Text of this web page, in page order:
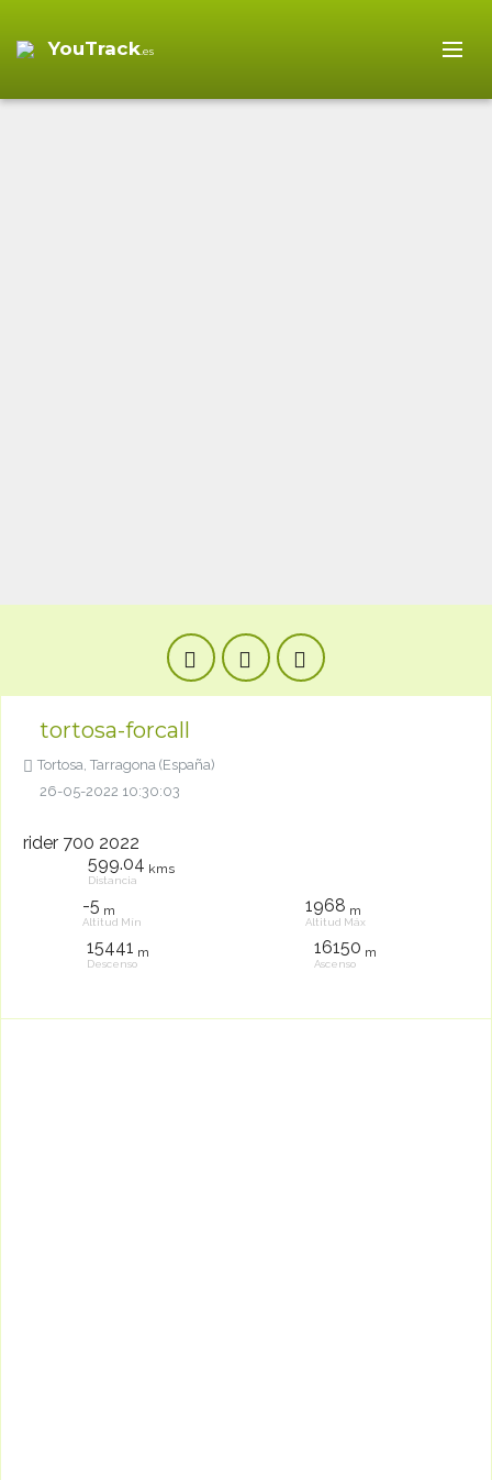
YouTrack.es
tortosa-forcall
Tortosa, Tarragona (España)
26-05-2022 10:30:03
rider 700 2022
599.04 kms
Distancia
-5 m
Altitud Mín
1968 m
Altitud Máx
15441 m
Descenso
16150 m
Ascenso